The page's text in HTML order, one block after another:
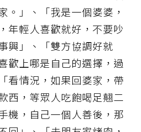
。」、「我是一個婆婆，
年輕人喜歡就好，不要吵
興」、「雙方協調好就
歡上哪是自己的選擇，過
看情況，如果回婆家，帶
西，等眾人吃飽喝足翹二
機，自己一個人善後，那